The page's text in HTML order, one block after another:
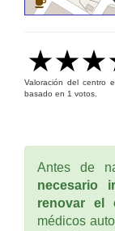
Valoración del centro
basado en 1 votos.
Antes de
necesario
renovar el
médicos